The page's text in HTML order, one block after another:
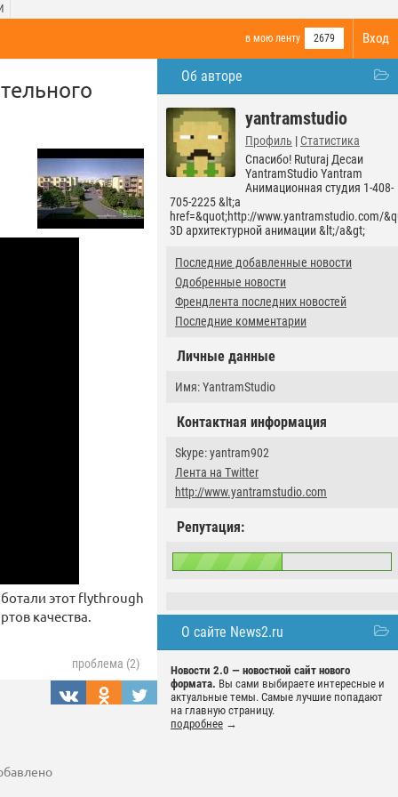
Вход
в мою ленту 2679
Об авторе
yantramstudio
Профиль | Статистика
Спасибо! Ruturaj Десаи
YantramStudio Yantram
Анимационная студия 1-408-
705-2225 &lt;a
href=&quot;http://www.yantramstudio.com/
3D архитектурной анимации &lt;/a&gt;
Последние добавленные новости
Одобренные новости
Френдлента последних новостей
Последние комментарии
Личные данные
Имя: YantramStudio
Контактная информация
Skype: yantram902
Лента на Twitter
http://www.yantramstudio.com
Репутация:
О сайте News2.ru
Новости 2.0 — новостной сайт нового
формата. Вы сами выбираете интересные и
актуальные темы. Самые лучшие попадают
на главную страницу.
подробнее →
этот flythrough
качества.
проблема (2)